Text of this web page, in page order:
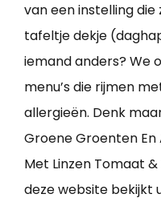
van een instelling
tafeltje dekje
iemand anders? We
menu’s die rijmen
allergieën. Denk
Groene Groenten
Met Linzen Tomaat
deze website bekijkt